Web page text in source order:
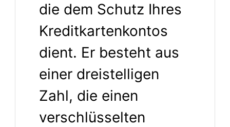
die dem Schutz Ihres
Kreditkartenkontos
dient. Er besteht aus
einer dreistelligen
Zahl, die einen
verschlüsselten